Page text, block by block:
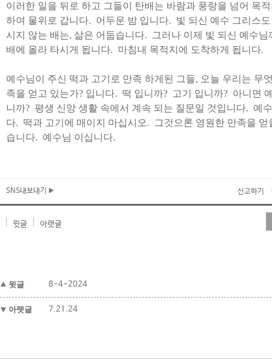
이러한 일을 뒤로 하고 그들이 탄배는 바람과 풍랑을 넘어 목
하여 물위로 갑니다. 어두운 밤 입니다. 빛 되신 예수 그리스
시지 않는 배는, 삶은 어둡습니다.
그러나 이제 빛 되신 예수님
배에 올라 타시게 됩니다. 마침내 목적지에 도착하게 됩니다.
예수님이 주신 떡과 고기로 만족 하게된 그들, 오늘 우리는 무
족을 얻고 있는가? 입니다. 떡 입니까? 고기 입니까? 아니면
니까? 평생 신앙 생활 속에서 계속 되는 질문일 것입니다. 예
다. 떡과 고기에 매이지 마십시오. 그것으론 영원한 만족을 얻
습니다. 예수님 이십니다.
SNS내보내기 신고하기
윗글 아랫글
윗글 8-4-2024
아랫글 7.21.24